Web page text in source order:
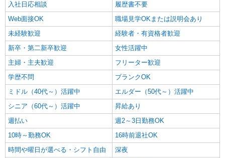
キープ 詳細を見る
派遣社員
株式会社kotrio /●NG-H-2030061
レア！【西尾駅】就労支援施設で軽作業の見守
りなど＊未経験OK
時給1400円〜 ＜日払い有/週払い有/交通費全
支給(ガソリン代含む)＞
西尾市
詳細を見る
派遣社員
株式会社kotrio /●NG-H-1905906
入社日応相談
履歴書不要
Web面接OK
職場見学OKまたは説明会あり
未経験歓迎
経験者・有資格者歓迎
新卒・第二新卒歓迎
女性活躍中
主婦・主夫歓迎
フリーター歓迎
学歴不問
ブランクOK
ミドル（40代～）活躍中
エルダー（50代～）活躍中
シニア（60代～）活躍中
昇給あり
週払い
週2～3日勤務OK
10時～勤務OK
16時前退社OK
時間や曜日が選べる・シフト自由
深夜